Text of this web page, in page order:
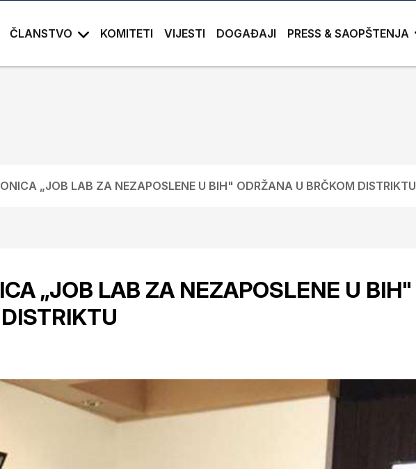
ČLANSTVO KOMITETI VIJESTI DOGAĐAJI PRESS & SAOPŠTENJA
„JOB LAB ZA NEZAPOSLENE U BIH" ODRŽANA U BRČKOM DISTRIKTU
„JOB LAB ZA NEZAPOSLENE U BIH"